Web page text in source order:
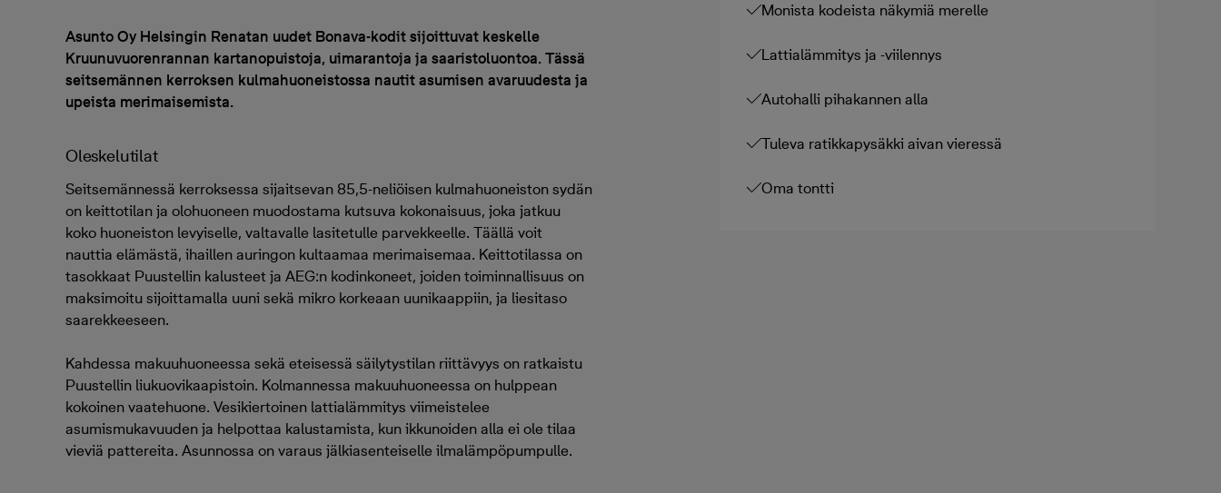
Asunto Oy Helsingin Renatan uudet Bonava-kodit sijoittuvat keskelle
Kruunuvuorenrannan kartanopuistoja, uimarantoja ja saaristoluontoa. Tässä
seitsemännen kerroksen kulmahuoneistossa nautit asumisen avaruudesta ja
upeista merimaisemista.
Oleskelutilat
Seitsemännessä kerroksessa sijaitsevan 85,5-neliöisen kulmahuoneiston sydän
on keittotilan ja olohuoneen muodostama kutsuva kokonaisuus, joka jatkuu
koko huoneiston levyiselle, valtavalle lasitetulle parvekkeelle. Täällä voit
nauttia elämästä, ihaillen auringon kultaamaa merimaisemaa. Keittotilassa on
tasokkaat Puustellin kalusteet ja AEG:n kodinkoneet, joiden toiminnallisuus on
maksimoitu sijoittamalla uuni sekä mikro korkeaan uunikaappiin, ja liesitaso
saarekkeeseen.
Kahdessa makuuhuoneessa sekä eteisessä säilytystilan riittävyys on ratkaistu
Puustellin liukuovikaapistoin. Kolmannessa makuuhuoneessa on hulppean
kokoinen vaatehuone. Vesikiertoinen lattialämmitys viimeistelee
asumismukavuuden ja helpottaa kalustamista, kun ikkunoiden alla ei ole tilaa
vieviä pattereita. Asunnossa on varaus jälkiasenteiselle ilmalämpöpumpulle.
Monista kodeista näkymiä merelle
Lattialämmitys ja -viilennys
Autohalli pihakannen alla
Tuleva ratikkapysäkki aivan vieressä
Oma tontti